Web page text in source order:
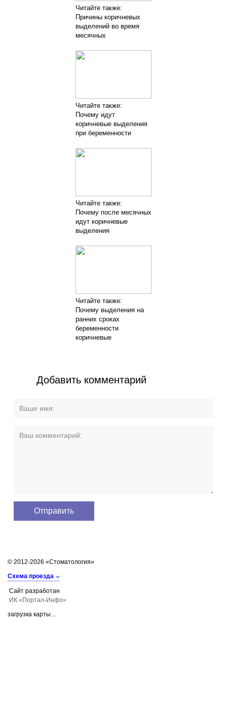
Читайте также:
Причины коричневых
выделений во время
месячных
Читайте также:
Почему идут
коричневые выделения
при беременности
Читайте также:
Почему после месячных
идут коричневые
выделения
Читайте также:
Почему выделения на
ранних сроках
беременности
коричневые
Добавить комментарий
© 2012-2026 «Стоматология»
Схема проезда
Сайт разработан
ИК «Портал-Инфо»
загрузка карты...